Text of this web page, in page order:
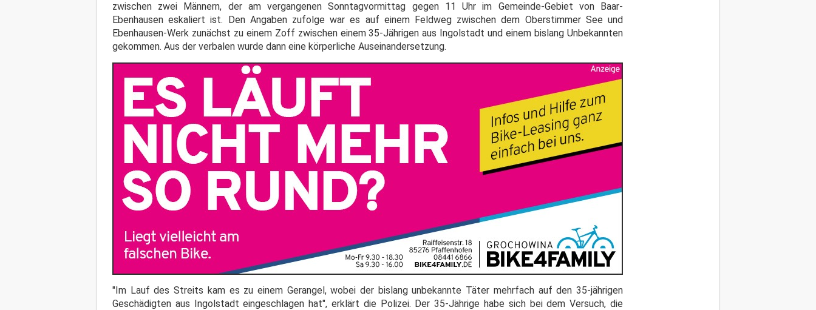
zwischen zwei Männern, der am vergangenen Sonntagvormittag gegen 11 Uhr im Gemeinde-Gebiet von Baar-
Ebenhausen eskaliert ist. Den Angaben zufolge war es auf einem Feldweg zwischen dem Oberstimmer See und
Ebenhausen-Werk zunächst zu einem Zoff zwischen einem 35-Jährigen aus Ingolstadt und einem bislang Unbekannten
gekommen. Aus der verbalen wurde dann eine körperliche Auseinandersetzung.
"Im Lauf des Streits kam es zu einem Gerangel, wobei der bislang unbekannte Täter mehrfach auf den 35-jährigen
Geschädigten aus Ingolstadt eingeschlagen hat", erklärt die Polizei. Der 35-Jährige habe sich bei dem Versuch, die